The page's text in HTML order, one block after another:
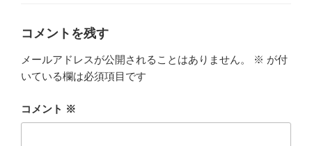
コメントを残す
メールアドレスが公開されることはありません。 ※ が付
いている欄は必須項目です
コメント ※